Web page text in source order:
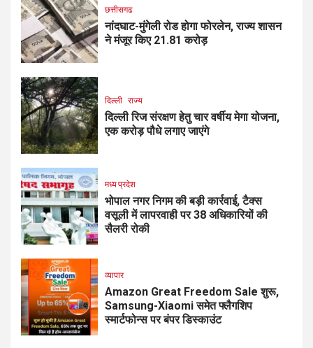
छत्तीसगढ
नांदघाट-मुंगेली रोड होगा फोरलेन, राज्य शासन
ने मंजूर किए 21.81 करोड़
दिल्ली राज्य
दिल्ली रिज संरक्षण हेतु चार वर्षीय मेगा योजना,
एक करोड़ पौधे लगाए जाएंगे
मध्य प्रदेश
भोपाल नगर निगम की बड़ी कार्रवाई, टैक्स
वसूली में लापरवाही पर 38 अधिकारियों की
सैलरी रोकी
व्यापार
Amazon Great Freedom Sale शुरू,
Samsung-Xiaomi समेत फ्लैगशिप
स्मार्टफोन्स पर बंपर डिस्काउंट